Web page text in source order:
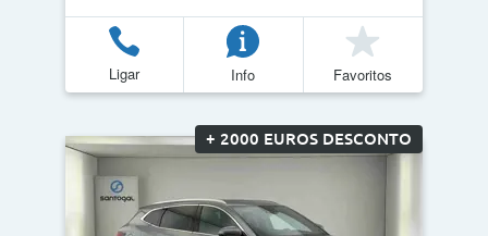
Ligar Info Favoritos
+ 2000 EUROS DESCONTO